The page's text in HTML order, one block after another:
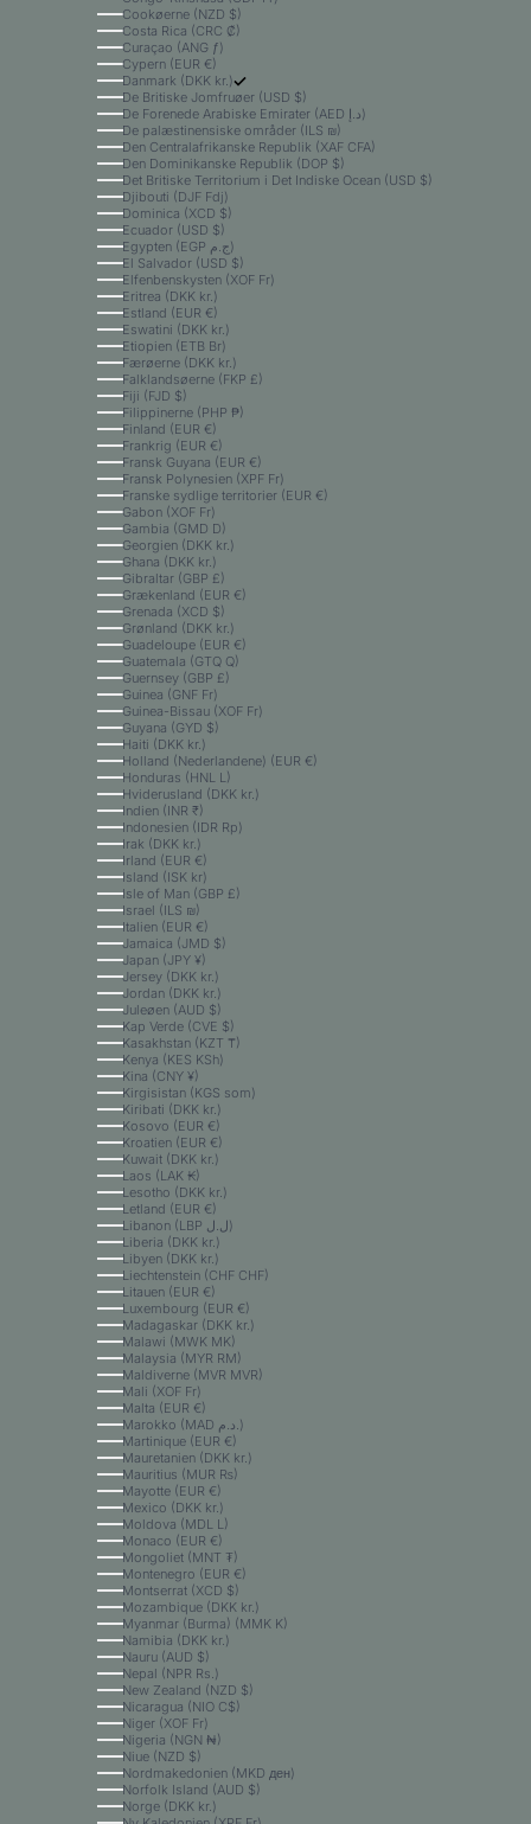
Cookøerne (NZD $)
Costa Rica (CRC ₡)
Curaçao (ANG ƒ)
Cypern (EUR €)
Danmark (DKK kr.)
De Britiske Jomfruøer (USD $)
De Forenede Arabiske Emirater (AED د.إ)
De palæstinensiske områder (ILS ₪)
Den Centralafrikanske Republik (XAF CFA)
Den Dominikanske Republik (DOP $)
Det Britiske Territorium i Det Indiske Ocean (USD $)
Djibouti (DJF Fdj)
Dominica (XCD $)
Ecuador (USD $)
Egypten (EGP ج.م)
El Salvador (USD $)
Elfenbenskysten (XOF Fr)
Eritrea (DKK kr.)
Estland (EUR €)
Eswatini (DKK kr.)
Etiopien (ETB Br)
Færøerne (DKK kr.)
Falklandsøerne (FKP £)
Fiji (FJD $)
Filippinerne (PHP ₱)
Finland (EUR €)
Frankrig (EUR €)
Fransk Guyana (EUR €)
Fransk Polynesien (XPF Fr)
Franske sydlige territorier (EUR €)
Gabon (XOF Fr)
Gambia (GMD D)
Georgien (DKK kr.)
Ghana (DKK kr.)
Gibraltar (GBP £)
Grækenland (EUR €)
Grenada (XCD $)
Grønland (DKK kr.)
Guadeloupe (EUR €)
Guatemala (GTQ Q)
Guernsey (GBP £)
Guinea (GNF Fr)
Guinea-Bissau (XOF Fr)
Guyana (GYD $)
Haiti (DKK kr.)
Holland (Nederlandene) (EUR €)
Honduras (HNL L)
Hviderusland (DKK kr.)
Indien (INR ₹)
Indonesien (IDR Rp)
Irak (DKK kr.)
Irland (EUR €)
Island (ISK kr)
Isle of Man (GBP £)
Israel (ILS ₪)
Italien (EUR €)
Jamaica (JMD $)
Japan (JPY ¥)
Jersey (DKK kr.)
Jordan (DKK kr.)
Juleøen (AUD $)
Kap Verde (CVE $)
Kasakhstan (KZT ₸)
Kenya (KES KSh)
Kina (CNY ¥)
Kirgisistan (KGS som)
Kiribati (DKK kr.)
Kosovo (EUR €)
Kroatien (EUR €)
Kuwait (DKK kr.)
Laos (LAK ₭)
Lesotho (DKK kr.)
Letland (EUR €)
Libanon (LBP ل.ل)
Liberia (DKK kr.)
Libyen (DKK kr.)
Liechtenstein (CHF CHF)
Litauen (EUR €)
Luxembourg (EUR €)
Madagaskar (DKK kr.)
Malawi (MWK MK)
Malaysia (MYR RM)
Maldiverne (MVR MVR)
Mali (XOF Fr)
Malta (EUR €)
Marokko (MAD د.م.)
Martinique (EUR €)
Mauretanien (DKK kr.)
Mauritius (MUR ₨)
Mayotte (EUR €)
Mexico (DKK kr.)
Moldova (MDL L)
Monaco (EUR €)
Mongoliet (MNT ₮)
Montenegro (EUR €)
Montserrat (XCD $)
Mozambique (DKK kr.)
Myanmar (Burma) (MMK K)
Namibia (DKK kr.)
Nauru (AUD $)
Nepal (NPR Rs.)
New Zealand (NZD $)
Nicaragua (NIO C$)
Niger (XOF Fr)
Nigeria (NGN ₦)
Niue (NZD $)
Nordmakedonien (MKD ден)
Norfolk Island (AUD $)
Norge (DKK kr.)